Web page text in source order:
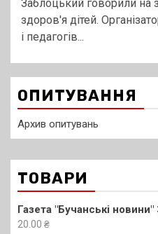
Заблоцький говорили на
здоров'я дітей.
і педагогів...
ОПИТУВАННЯ
Архив опитувань
ТОВАРИ
Газета "Бучанські
20.00 ₴